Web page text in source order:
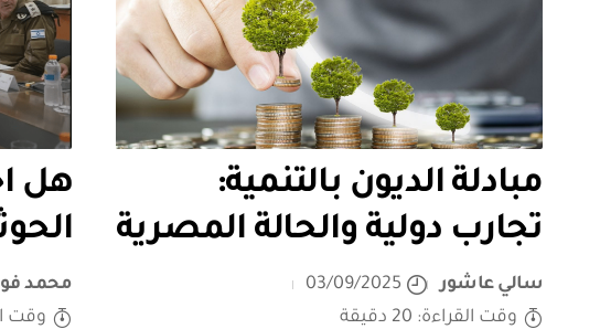
مبادلة الديون بالتنمية:
تجارب دولية والحالة المصرية
سالي عاشور
03/09/2025
وقت القراءة: 20 دقيقة
هل
محمد
وقت